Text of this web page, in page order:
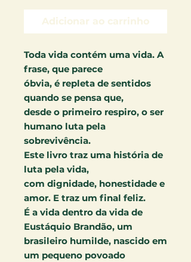
Adicionar ao carrinho
Toda vida contém uma vida. A
frase, que parece
óbvia, é repleta de sentidos
quando se pensa que,
desde o primeiro respiro, o ser
humano luta pela
sobrevivência.
Este livro traz uma história de
luta pela vida,
com dignidade, honestidade e
amor. E traz um final feliz.
É a vida dentro da vida de
Eustáquio Brandão, um
brasileiro humilde, nascido em
um pequeno povoado